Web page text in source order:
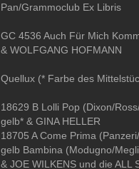
Pan/Grammoclub Ex Libris
GC 4536 Auch Für Mich
& WOLFGANG HOFMANN
Quellux (* Farbe des
18629 B Lolli Pop (Dixon/
gelb* & GINA HELLER
18705 A Come Prima
gelb Bambina (Modugno/
& JOE WILKENS und die ALL